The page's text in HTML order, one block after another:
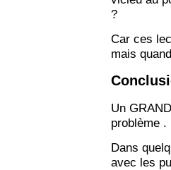
?
Car ces
mais
Un
problème .
Dans
avec les